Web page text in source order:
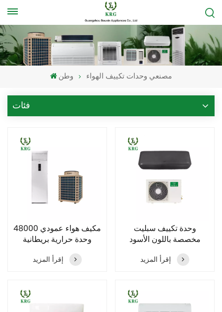
وطن مصنعي وحدات تكييف الهواء
فئات
مكيف هواء عمودي 48000
وحدة حرارية بريطانية
مضاد للهواء البارد
إقرأ المزيد
وحدة تكييف سبليت
مخصصة باللون الأسود
بريطانية 18000 وحدة
إقرأ المزيد